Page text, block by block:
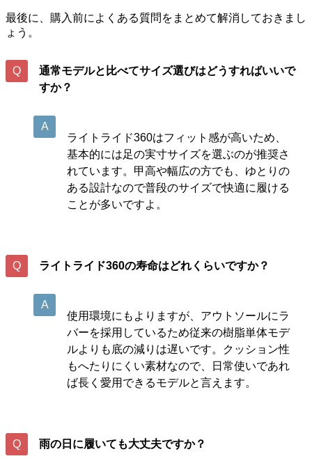
最後に、購入前によくある質問をまとめて解消しておきまし
ょう。
通常モデルと比べてサイズ選びはどうすればいいで
すか？
ライトライド360はフィット感が高いため、
基本的には足の実寸サイズを選ぶのが推奨さ
れています。甲高や幅広の方でも、ゆとりの
ある設計なので普段のサイズで快適に履ける
ことが多いですよ。
ライトライド360の寿命はどれくらいですか？
使用環境にもよりますが、アウトソールにラ
バーを採用しているため従来の樹脂単体モデ
ルよりも底の減りは遅いです。クッション性
もへたりにくい素材なので、日常使いであれ
ば長く愛用できるモデルと言えます。
雨の日に履いても大丈夫ですか？